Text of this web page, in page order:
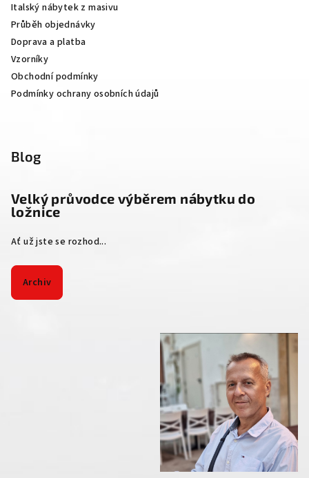
Italský nábytek z masivu
Průběh objednávky
Doprava a platba
Vzorníky
Obchodní podmínky
Podmínky ochrany osobních údajů
Blog
Velký průvodce výběrem nábytku do
ložnice
Ať už jste se rozhod...
Archiv